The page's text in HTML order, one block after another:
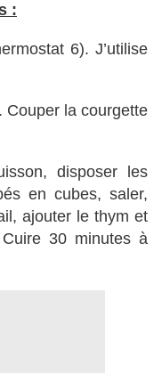
:
6). J’utilise
Couper la courgette
disposer les
en cubes, saler,
ajouter le thym et
Cuire 30 minutes à